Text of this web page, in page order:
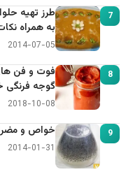
7
طرز تهيه
به همراه
2014-07-05
8
فوت و فن
گوجه فرنگی
2018-10-08
9 خواص و
2014-01-31